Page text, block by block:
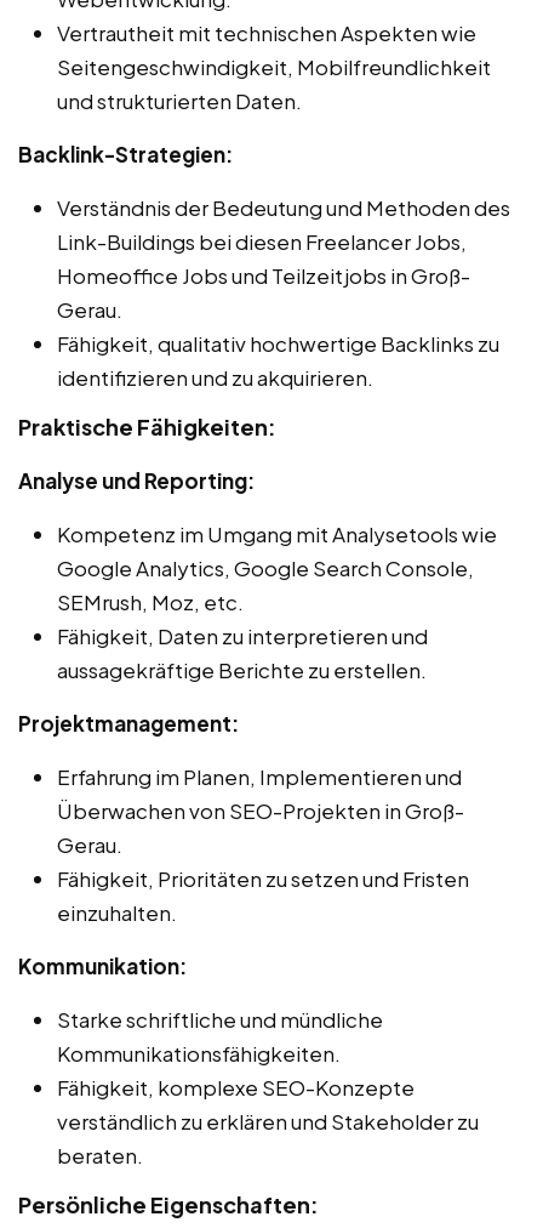
Vertrautheit mit technischen Aspekten wie
Seitengeschwindigkeit, Mobilfreundlichkeit
und strukturierten Daten.
Backlink-Strategien:
Verständnis der Bedeutung und Methoden des
Link-Buildings bei diesen Freelancer Jobs,
Homeoffice Jobs und Teilzeitjobs in Groß-
Gerau.
Fähigkeit, qualitativ hochwertige Backlinks zu
identifizieren und zu akquirieren.
Praktische Fähigkeiten:
Analyse und Reporting:
Kompetenz im Umgang mit Analysetools wie
Google Analytics, Google Search Console,
SEMrush, Moz, etc.
Fähigkeit, Daten zu interpretieren und
aussagekräftige Berichte zu erstellen.
Projektmanagement:
Erfahrung im Planen, Implementieren und
Überwachen von SEO-Projekten in Groß-
Gerau.
Fähigkeit, Prioritäten zu setzen und Fristen
einzuhalten.
Kommunikation:
Starke schriftliche und mündliche
Kommunikationsfähigkeiten.
Fähigkeit, komplexe SEO-Konzepte
verständlich zu erklären und Stakeholder zu
beraten.
Persönliche Eigenschaften: